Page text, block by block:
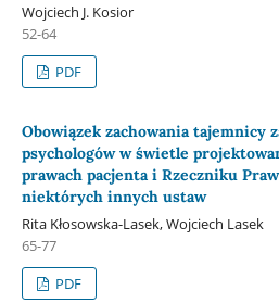
Wojciech J. Kosior
52-64
PDF
Obowiązek zachowania tajemnicy
psychologów w świetle
prawach pacjenta i Rzeczniku
niektórych innych ustaw
Rita Kłosowska-Lasek, Wojciech Lasek
65-77
PDF